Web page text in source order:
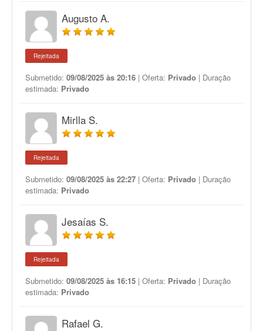
Augusto A.
Rejeitada
Submetido: 09/08/2025 às 20:16 | Oferta: Privado | Duração
estimada: Privado
Mirlla S.
Rejeitada
Submetido: 09/08/2025 às 22:27 | Oferta: Privado | Duração
estimada: Privado
Jesaías S.
Rejeitada
Submetido: 09/08/2025 às 16:15 | Oferta: Privado | Duração
estimada: Privado
Rafael G.